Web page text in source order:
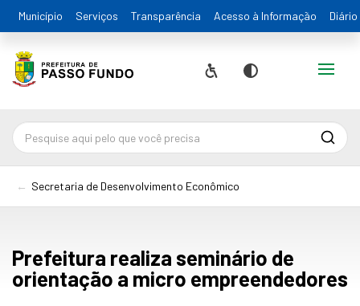
Município Serviços Transparência Acesso à Informação
Acessibilidade
Contraste
Alternar
Secretaria de Desenvolvimento Econômico
Prefeitura realiza seminário de
orientação a micro empreendedores